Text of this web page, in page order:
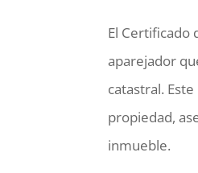
El Certificado
aparejador
catastral.
propiedad,
inmueble.